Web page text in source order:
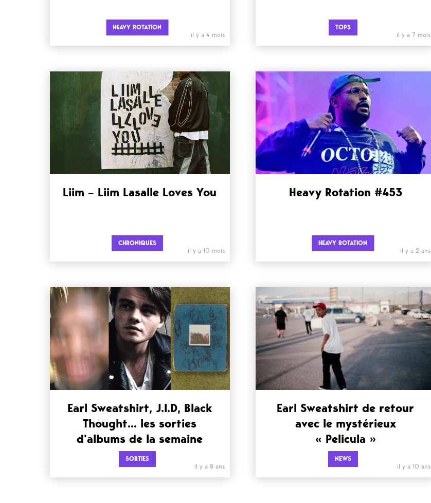
HEAVY ROTATION
il y a 4 mois
TOPS
il y a 7 mois
Liim – Liim Lasalle Loves You
CHRONIQUES
il y a 10 mois
Heavy Rotation #453
HEAVY ROTATION
il y a 2 ans
Earl Sweatshirt, J.I.D, Black
Thought… les sorties
d’albums de la semaine
SORTIES
il y a 8 ans
Earl Sweatshirt de retour
avec le mystérieux
« Pelicula »
NEWS
il y a 10 ans